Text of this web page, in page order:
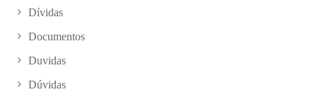
Dívidas
Documentos
Duvidas
Dúvidas